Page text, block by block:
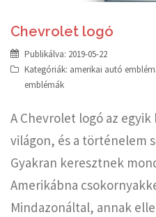
Chevrolet logó
Publikálva: 2019-05-22
Kategóriák: amerikai autó
emblémák
A Chevrolet logó az
világon, és a történelem
Gyakran keresztnek
Amerikábna
Mindazonáltal, annak